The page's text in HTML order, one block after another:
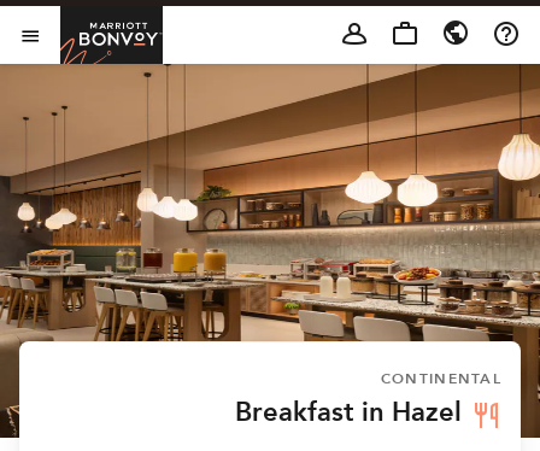
Skip to Content
CONTINENTAL
Breakfast in Hazel